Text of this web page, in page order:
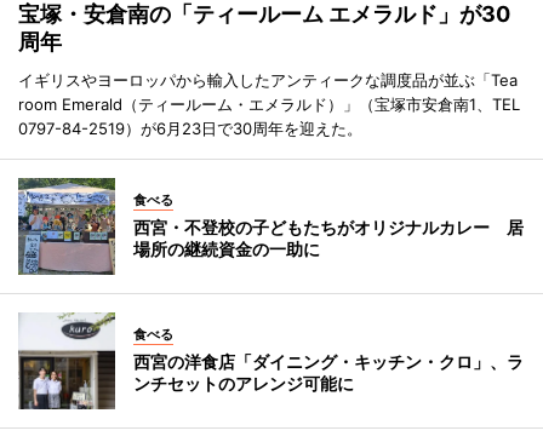
宝塚・安倉南の「ティールーム エメラルド」が30
周年
イギリスやヨーロッパから輸入したアンティークな調度品が並ぶ「Tea
room Emerald（ティールーム・エメラルド）」（宝塚市安倉南1、TEL
0797-84-2519）が6月23日で30周年を迎えた。
食べる
西宮・不登校の子どもたちがオリジナルカレー 居
場所の継続資金の一助に
食べる
西宮の洋食店「ダイニング・キッチン・クロ」、ラ
ンチセットのアレンジ可能に